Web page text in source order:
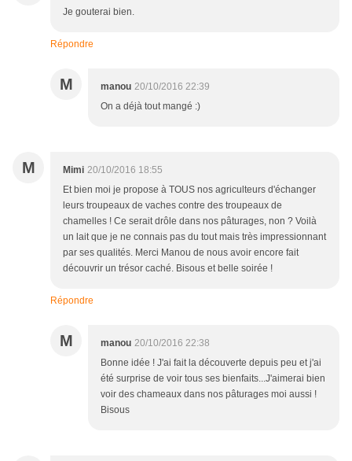
Je gouterai bien.
Répondre
M manou 20/10/2016 22:39
On a déjà tout mangé :)
M Mimi 20/10/2016 18:55
Et bien moi je propose à TOUS nos agriculteurs d'échanger
leurs troupeaux de vaches contre des troupeaux de
chamelles ! Ce serait drôle dans nos pâturages, non ? Voilà
un lait que je ne connais pas du tout mais très impressionnant
par ses qualités. Merci Manou de nous avoir encore fait
découvrir un trésor caché. Bisous et belle soirée !
Répondre
M manou 20/10/2016 22:38
Bonne idée ! J'ai fait la découverte depuis peu et j'ai
été surprise de voir tous ses bienfaits...J'aimerai bien
voir des chameaux dans nos pâturages moi aussi !
Bisous